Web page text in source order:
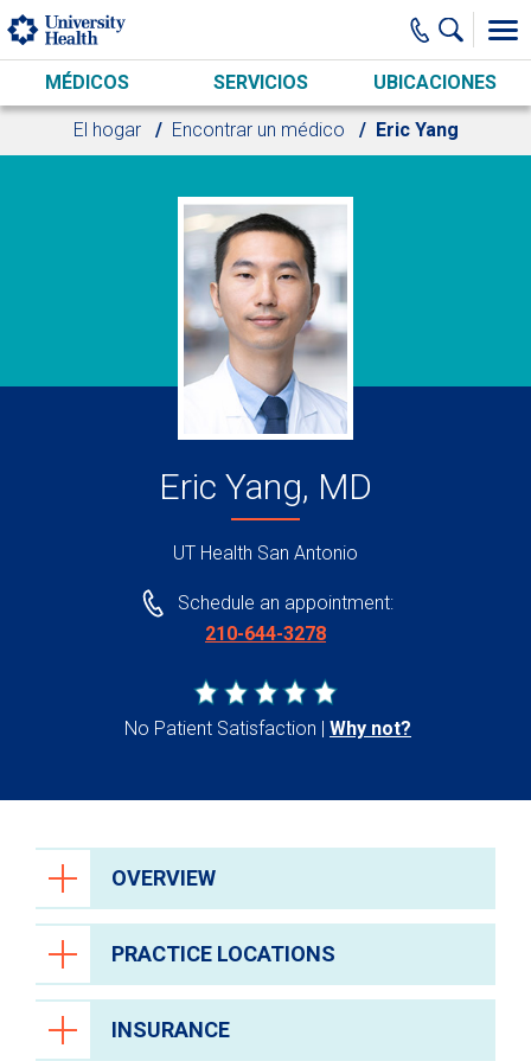
Skip to main content
MÉDICOS SERVICIOS UBICACIONES
El hogar Encontrar un médico Eric Yang
Eric Yang, MD
UT Health San Antonio
Schedule an appointment:
210-644-3278
No Patient Satisfaction Why not?
OVERVIEW
PRACTICE LOCATIONS
INSURANCE